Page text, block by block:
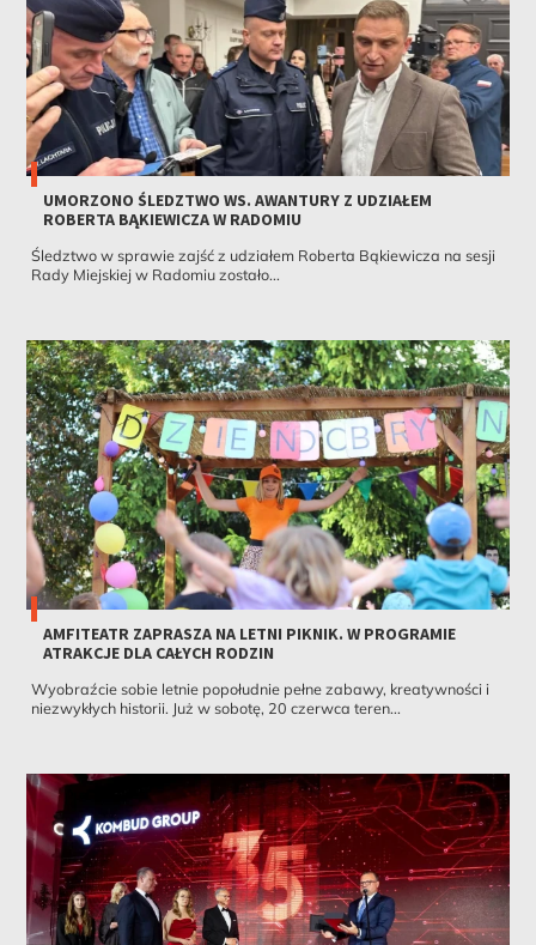
UMORZONO ŚLEDZTWO WS. AWANTURY Z UDZIAŁEM
ROBERTA BĄKIEWICZA W RADOMIU
Śledztwo w sprawie zajść z udziałem Roberta Bąkiewicza na sesji
Rady Miejskiej w Radomiu zostało...
AMFITEATR ZAPRASZA NA LETNI PIKNIK. W PROGRAMIE
ATRAKCJE DLA CAŁYCH RODZIN
Wyobraźcie sobie letnie popołudnie pełne zabawy, kreatywności i
niezwykłych historii. Już w sobotę, 20 czerwca teren...